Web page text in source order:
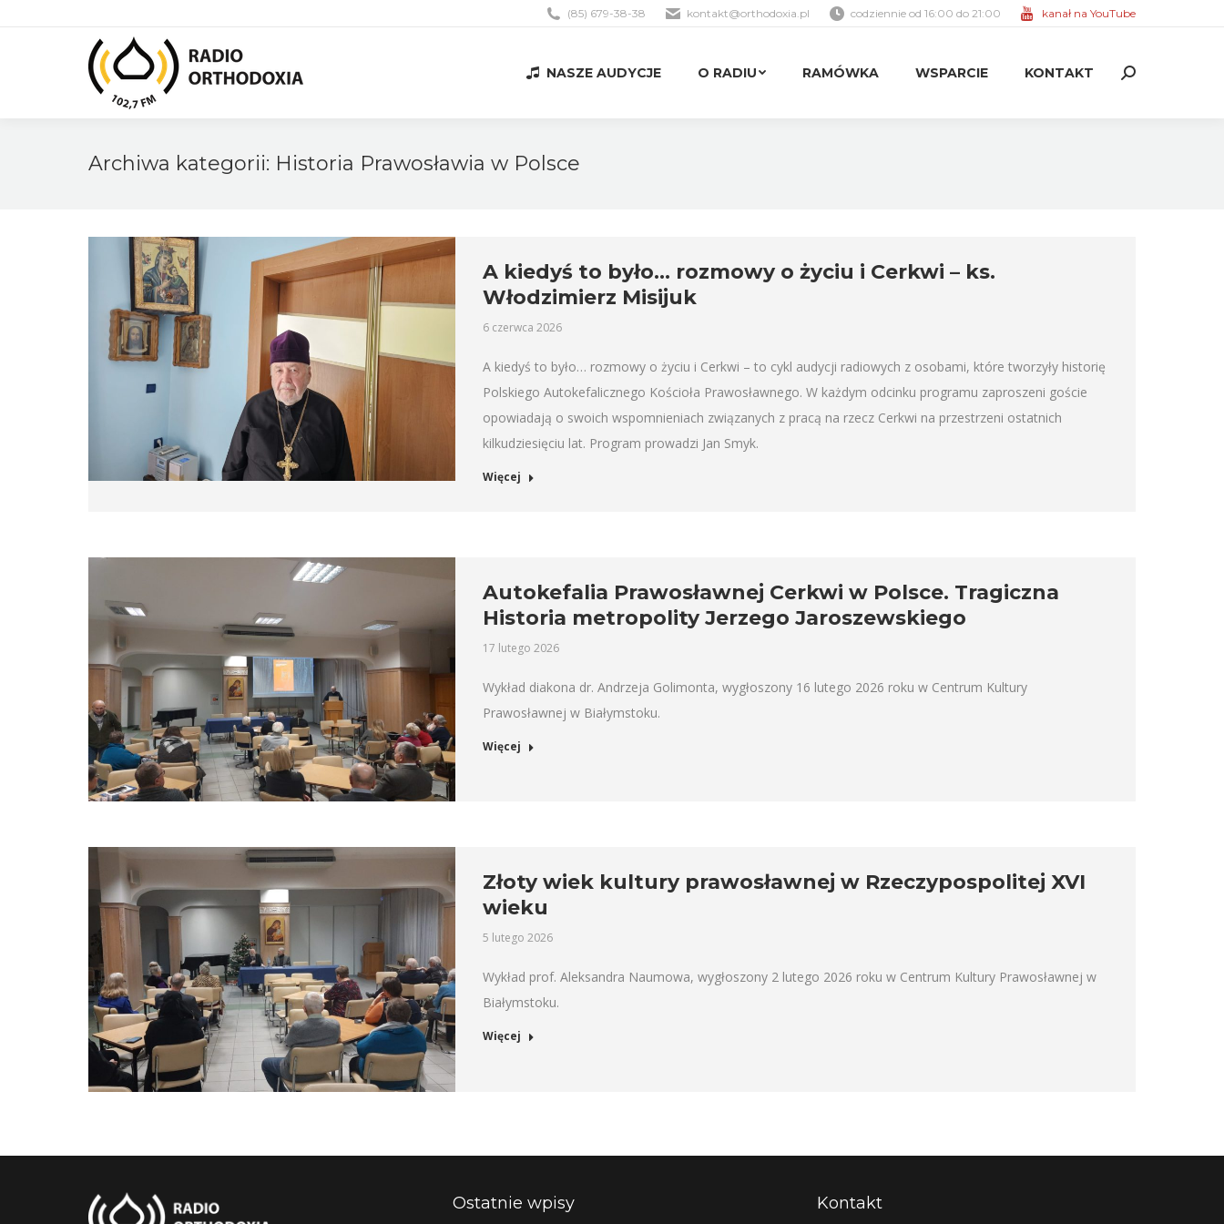
(85) 679-38-38 kontakt@orthodoxia.pl codziennie od 16:00 do 21:00 kanał na YouTube
NASZE AUDYCJE O RADIU RAMÓWKA WSPARCIE KONTAKT Search:
Archiwa kategorii: Historia Prawosławia w Polsce
A kiedyś to było… rozmowy o życiu i Cerkwi – ks.
Włodzimierz Misijuk
6 czerwca 2026
A kiedyś to było… rozmowy o życiu i Cerkwi – to cykl audycji radiowych z osobami, które tworzyły historię
Polskiego Autokefalicznego Kościoła Prawosławnego. W każdym odcinku programu zaproszeni goście
opowiadają o swoich wspomnieniach związanych z pracą na rzecz Cerkwi na przestrzeni ostatnich
kilkudziesięciu lat. Program prowadzi Jan Smyk.
Więcej
Autokefalia Prawosławnej Cerkwi w Polsce. Tragiczna
Historia metropolity Jerzego Jaroszewskiego
17 lutego 2026
Wykład diakona dr. Andrzeja Golimonta, wygłoszony 16 lutego 2026 roku w Centrum Kultury
Prawosławnej w Białymstoku.
Więcej
Złoty wiek kultury prawosławnej w Rzeczypospolitej XVI
wieku
5 lutego 2026
Wykład prof. Aleksandra Naumowa, wygłoszony 2 lutego 2026 roku w Centrum Kultury Prawosławnej w
Białymstoku.
Więcej
Ostatnie wpisy Kontakt